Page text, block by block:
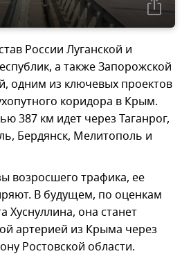
России Луганской и
а также Запорожской
одним из ключевых проектов
коридора в Крым.
387 км идет через Таганрог,
Бердянск, Мелитополь и
возросшего трафика, ее
В будущем, по оценкам
она станет
артерией из Крыма через
Ростовской области.